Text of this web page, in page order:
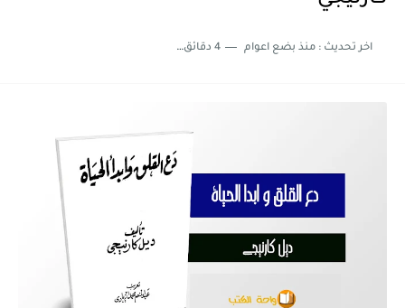
اخر تحديث :منذ بضع اعوام 4 دقائق للقراءة